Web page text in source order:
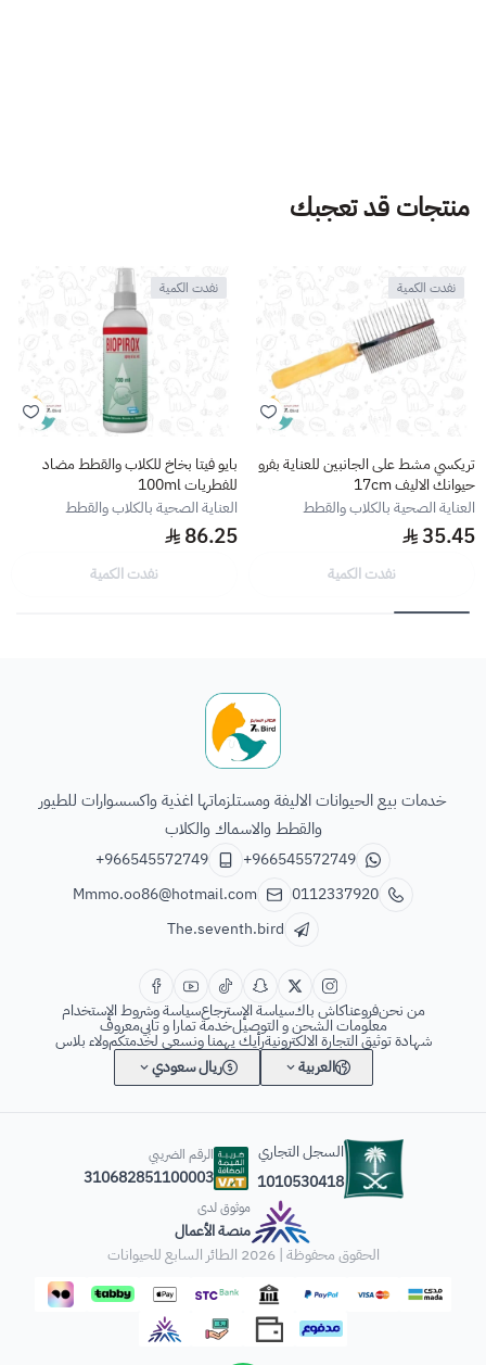
منتجات قد تعجبك
نفدت الكمية
تريكسي مشط على الجانبين للعناية بفرو
حيوانك الاليف 17cm
العناية الصحية بالكلاب والقطط
35.45
نفدت الكمية
نفدت الكمية
بايو فيتا بخاخ للكلاب والقطط مضاد
للفطريات 100ml
العناية الصحية بالكلاب والقطط
86.25
نفدت الكمية
خدمات بيع الحيوانات الاليفة ومستلزماتها اغذية واكسسوارات للطيور
والقطط والاسماك والكلاب
+966545572749
+966545572749
0112337920
Mmmo.oo86@hotmail.com
The.seventh.bird
من نحنفروعناكاش باكسياسة الإسترجاعسياسة وشروط الإستخدام
معلومات الشحن و التوصيلخدمة تمارا و تابيمعروف
شهادة توثيق التجارة الالكترونيةرأيك يهمنا ونسعى لخدمتكمولاء بلاس
العربية
ريال سعودي
السجل التجاري
1010530418
الرقم الضريبي
310682851100003
موثوق لدى
منصة الأعمال
الحقوق محفوظة | 2026
الطائر السابع للحيوانات